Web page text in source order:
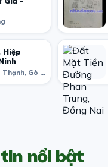
Hiệp
10.6 Tỷ · Ấp Cây Da,Hiệp Thạnh, Gò Dầu, Tây Ninh, Vietnam
nổi bật